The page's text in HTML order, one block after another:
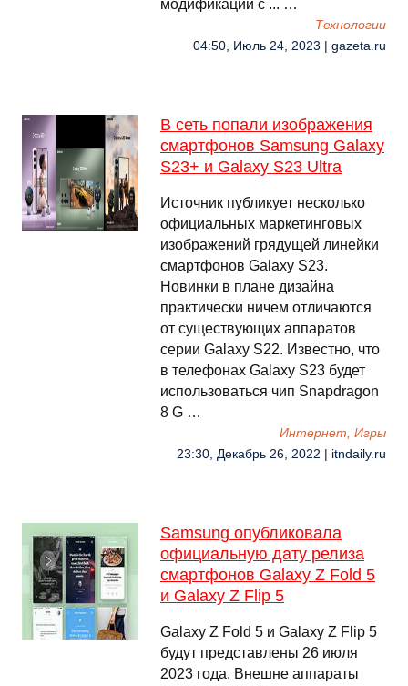
модификации с ... …
Технологии
04:50, Июль 24, 2023 | gazeta.ru
В сеть попали изображения
смартфонов Samsung Galaxy
S23+ и Galaxy S23 Ultra
Источник публикует несколько
официальных маркетинговых
изображений грядущей линейки
смартфонов Galaxy S23.
Новинки в плане дизайна
практически ничем отличаются
от существующих аппаратов
серии Galaxy S22. Известно, что
в телефонах Galaxy S23 будет
использоваться чип Snapdragon
8 G …
Интернет, Игры
23:30, Декабрь 26, 2022 | itndaily.ru
Samsung опубликовала
официальную дату релиза
смартфонов Galaxy Z Fold 5
и Galaxy Z Flip 5
Galaxy Z Fold 5 и Galaxy Z Flip 5
будут представлены 26 июля
2023 года. Внешне аппараты